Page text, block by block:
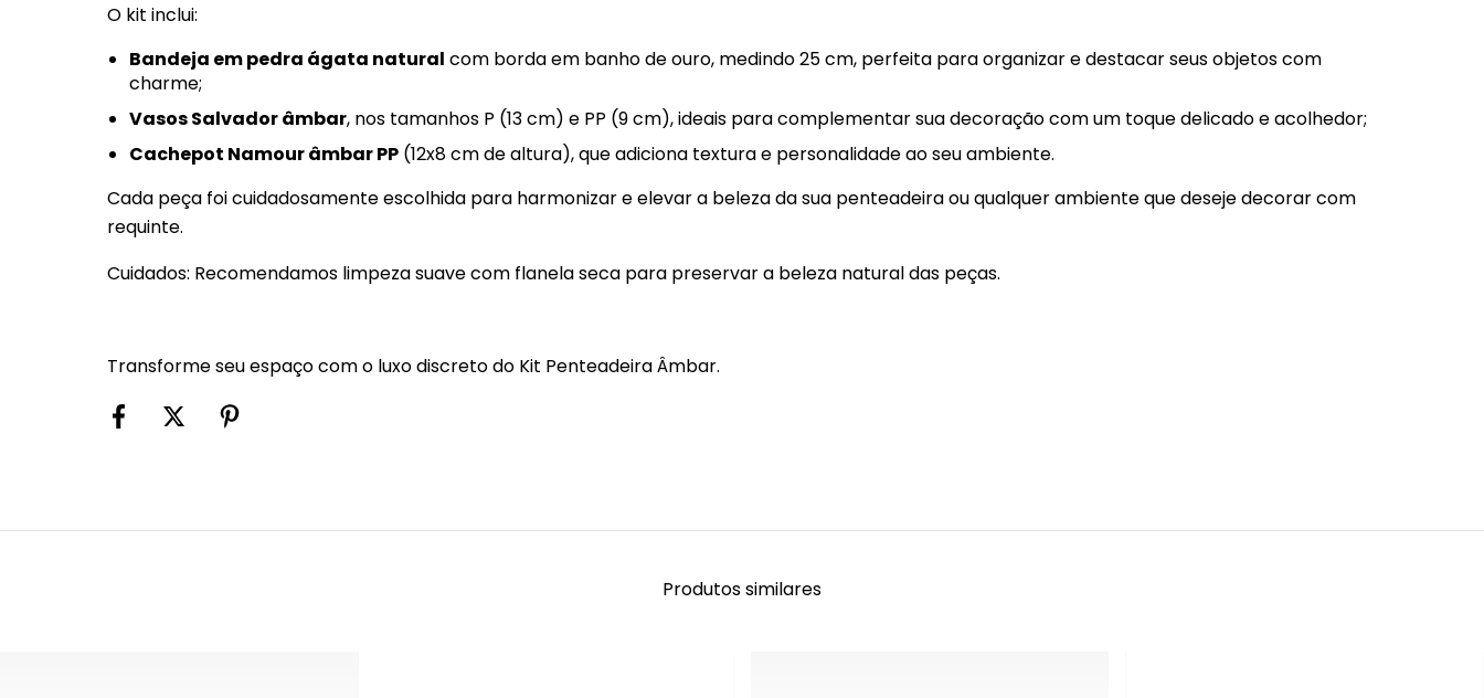
O kit inclui:
Bandeja em pedra ágata natural com borda em banho de ouro, medindo 25 cm, perfeita para organizar e destacar seus objetos com
charme;
Vasos Salvador âmbar, nos tamanhos P (13 cm) e PP (9 cm), ideais para complementar sua decoração com um toque delicado e acolhedor;
Cachepot Namour âmbar PP(12x8 cm de altura), que adiciona textura e personalidade ao seu ambiente.
Cada peça foi cuidadosamente escolhida para harmonizar e elevar a beleza da sua penteadeira ou qualquer ambiente que deseje decorar com
requinte.
Cuidados: Recomendamos limpeza suave com flanela seca para preservar a beleza natural das peças.
Transforme seu espaço com o luxo discreto do Kit Penteadeira Âmbar.
Produtos similares